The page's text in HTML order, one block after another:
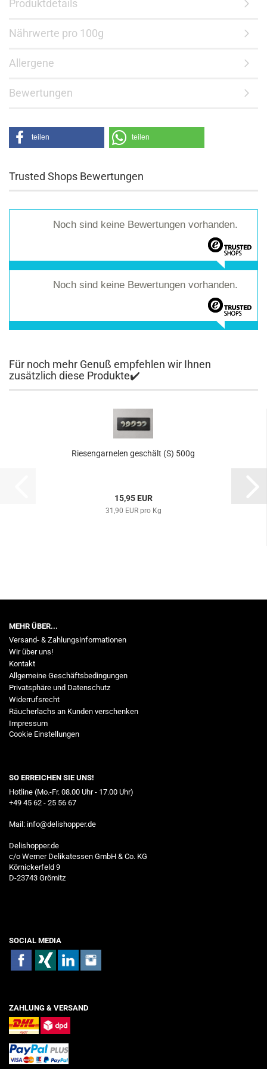
Produktdetails
Nährwerte pro 100g
Allergene
Bewertungen
teilen teilen
Trusted Shops Bewertungen
Noch sind keine Bewertungen vorhanden.
Noch sind keine Bewertungen vorhanden.
Für noch mehr Genuß empfehlen wir Ihnen
zusätzlich diese Produkte✔️
Riesengarnelen geschält (S) 500g
15,95 EUR
31,90 EUR pro Kg
MEHR ÜBER...
Versand- & Zahlungsinformationen
Wir über uns!
Kontakt
Allgemeine Geschäftsbedingungen
Privatsphäre und Datenschutz
Widerrufsrecht
Räucherlachs an Kunden verschenken
Impressum
Cookie Einstellungen
SO ERREICHEN SIE UNS!
Hotline (Mo.-Fr. 08.00 Uhr - 17.00 Uhr)
+49 45 62 - 25 56 67
Mail: info@delishopper.de
Delishopper.de
c/o Werner Delikatessen GmbH & Co. KG
Körnickerfeld 9
D-23743 Grömitz
SOCIAL MEDIA
ZAHLUNG & VERSAND